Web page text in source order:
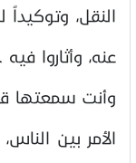
النقل، وتوكيداً
عنه، وأثاروا
وأنت سمعتها
الأمر بين